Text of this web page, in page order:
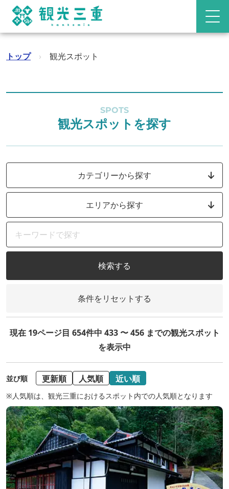
トップ › 観光スポット
SPOTS
観光スポットを探す
カテゴリーから探す
エリアから探す
検索する
条件をリセットする
現在 19ページ目 654件中 433 〜 456 までの観光スポット
を表示中
並び順 更新順 人気順 近い順
※人気順は、観光三重におけるスポット内での人気順となります